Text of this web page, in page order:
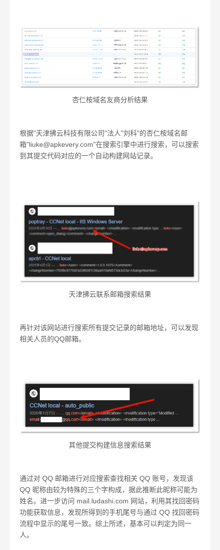
杏仁桉域名友商分析结果
根据"天津拂云科技有限公司"法人"刘科"的杏仁桉域名邮
箱"liuke@apkevery.com"在搜索引擎中进行搜索，可以搜索
到其提交代码对应的一个自动构建网站记录。
天津拂云联系邮箱搜索结果
再针对该网站进行搜索所有提交记录的邮箱地址，可以发现
相关人员的QQ邮箱。
其他提交构建信息搜索结果
通过对 QQ 邮箱进行对应搜索查找相关 QQ 账号，发现该
QQ 昵称由较为特殊的三个字构成，据此推断此昵称可能为
姓名。进一步访问 mail.ludashi.com 网站，利用其找回密码
功能获取信息，发现所得到的手机尾号与通过 QQ 找回密码
流程中显示的尾号一致。综上所述，基本可以判定为同一
人。